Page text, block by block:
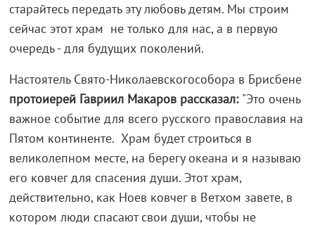
старайтесь передать эту любовь детям. Мы строим
сейчас этот храм не только для нас, а в первую
очередь - для будущих поколений.
Настоятель Свято-Николаевскогособора в Брисбене
протоиерей Гавриил Макаров рассказал: "Это очень
важное событие для всего русского православия на
Пятом континенте. Храм будет строиться в
великолепном месте, на берегу океана и я называю
его ковчег для спасения души. Этот храм,
действительно, как Ноев ковчег в Ветхом завете, в
котором люди спасают свои души, чтобы не